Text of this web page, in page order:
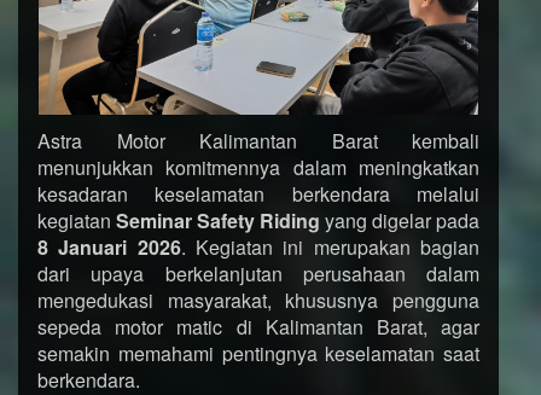
Astra Motor Kalimantan Barat kembali
menunjukkan komitmennya dalam meningkatkan
kesadaran keselamatan berkendara melalui
kegiatan Seminar Safety Riding yang digelar pada
8 Januari 2026. Kegiatan ini merupakan bagian
dari upaya berkelanjutan perusahaan dalam
mengedukasi masyarakat, khususnya pengguna
sepeda motor matic di Kalimantan Barat, agar
semakin memahami pentingnya keselamatan saat
berkendara.